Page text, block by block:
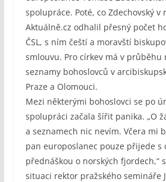
spolupráce. Poté, co Zdechovský v
Aktuálně.cz odhalil přesný počet
ČSL, s ním čeští a moravští
smlouvu. Pro církev má v průběhu
seznamy bohoslovců v
Praze a Olomouci.
Mezi některými bohoslovci se po
spolupráci začala šířit panika. „O
a seznamech nic nevím. Včera mi
pan europoslanec pouze přijede s
přednáškou o norských fjordech,“
situaci rektor pražského semináře